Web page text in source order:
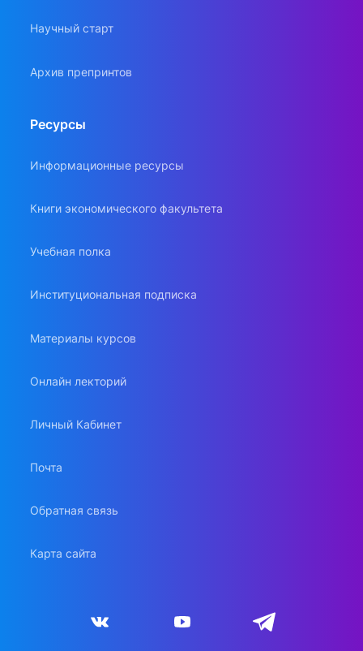
Научный старт
Архив препринтов
Ресурсы
Информационные ресурсы
Книги экономического факультета
Учебная полка
Институциональная подписка
Материалы курсов
Онлайн лекторий
Личный Кабинет
Почта
Обратная связь
Карта сайта